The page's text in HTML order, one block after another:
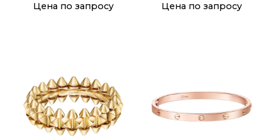
Цена по запросу
Цена по запросу